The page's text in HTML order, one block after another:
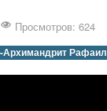
Просмотров: 624
Рафаил